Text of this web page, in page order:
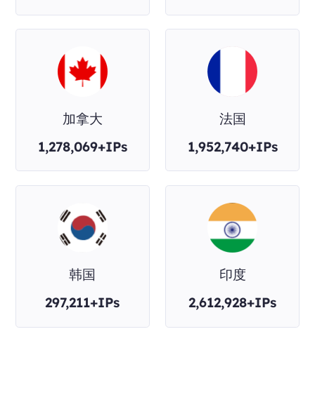
加拿大
1,278,069+IPs
法国
1,952,740+IPs
韩国
297,211+IPs
印度
2,612,928+IPs